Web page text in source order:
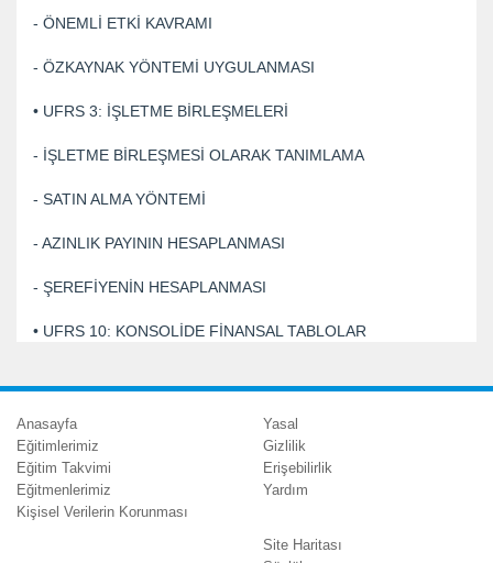
- ÖNEMLİ ETKİ KAVRAMI
- ÖZKAYNAK YÖNTEMİ UYGULANMASI
• UFRS 3: İŞLETME BİRLEŞMELERİ
- İŞLETME BİRLEŞMESİ OLARAK TANIMLAMA
- SATIN ALMA YÖNTEMİ
- AZINLIK PAYININ HESAPLANMASI
- ŞEREFİYENİN HESAPLANMASI
• UFRS 10: KONSOLİDE FİNANSAL TABLOLAR
Anasayfa
Eğitimlerimiz
Eğitim Takvimi
Eğitmenlerimiz
Kişisel Verilerin Korunması
Yasal
Gizlilik
Erişebilirlik
Yardım
Site Haritası